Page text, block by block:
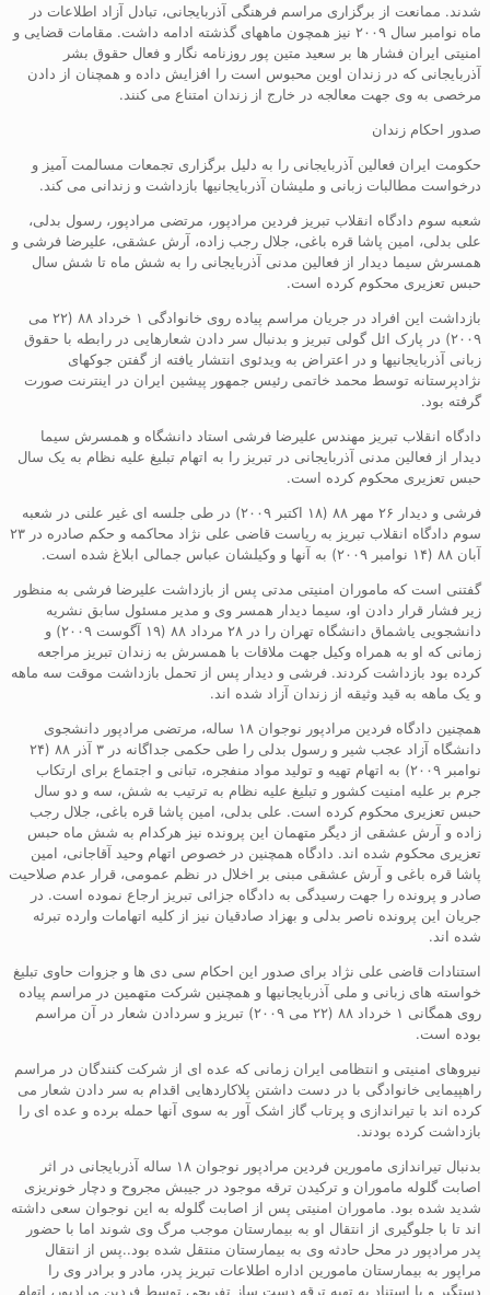
شدند. ممانعت از برگزاری مراسم فرهنگی آذربایجانی، تبادل آزاد اطلاعات در
ماه نوامبر سال ۲۰۰۹ نیز همچون ماههای گذشته ادامه داشت. مقامات قضایی و
امنیتی ایران فشار ها بر سعید متین پور روزنامه نگار و فعال حقوق بشر
آذربایجانی که در زندان اوین محبوس است را افزایش داده و همچنان از دادن
مرخصی به وی جهت معالجه در خارج از زندان امتناع می کنند.
صدور احکام زندان
حکومت ایران فعالین آذربایجانی را به دلیل برگزاری تجمعات مسالمت آمیز و
درخواست مطالبات زبانی و ملیشان آذربایجانیها بازداشت و زندانی می کند.
شعبه سوم دادگاه انقلاب تبریز فردین مرادپور، مرتضی مرادپور، رسول بدلی،
علی بدلی، امین پاشا قره باغی، جلال رجب زاده، آرش عشقی، علیرضا فرشی و
همسرش سیما دیدار از فعالین مدنی آذربایجانی را به شش ماه تا شش سال
حبس تعزیری محکوم کرده است.
بازداشت این افراد در جریان مراسم پیاده روی خانوادگی ۱ خرداد ۸۸ (۲۲ می
۲۰۰۹) در پارک ائل گولی تبریز و بدنبال سر دادن شعارهایی در رابطه با حقوق
زبانی آذربایجانیها و در اعتراض به ویدئوی انتشار یافته از گفتن جوکهای
نژادپرستانه توسط محمد خاتمی رئیس جمهور پیشین ایران در اینترنت صورت
گرفته بود.
دادگاه انقلاب تبریز مهندس علیرضا فرشی استاد دانشگاه و همسرش سیما
دیدار از فعالین مدنی آذربایجانی در تبریز را به اتهام تبلیغ علیه نظام به یک سال
حبس تعزیری محکوم کرده است.
فرشی و دیدار ۲۶ مهر ۸۸ (۱۸ اکتبر ۲۰۰۹) در طی جلسه ای غیر علنی در شعبه
سوم دادگاه انقلاب تبریز به ریاست قاضی علی نژاد محاکمه و حکم صادره در ۲۳
آبان ۸۸ (۱۴ نوامبر ۲۰۰۹) به آنها و وکیلشان عباس جمالی ابلاغ شده است.
گفتنی است که ماموران امنیتی مدتی پس از بازداشت علیرضا فرشی به منظور
زیر فشار قرار دادن او، سیما دیدار همسر وی و مدیر مسئول سابق نشریه
دانشجویی یاشماق دانشگاه تهران را در ۲۸ مرداد ۸۸ (۱۹ آگوست ۲۰۰۹) و
زمانی که او به همراه وکیل جهت ملاقات با همسرش به زندان تبریز مراجعه
کرده بود بازداشت کردند. فرشی و دیدار پس از تحمل بازداشت موقت سه ماهه
و یک ماهه به قید وثیقه از زندان آزاد شده اند.
همچنین دادگاه فردین مرادپور نوجوان ۱۸ ساله، مرتضی مرادپور دانشجوی
دانشگاه آزاد عجب شیر و رسول بدلی را طی حکمی جداگانه در ۳ آذر ۸۸ (۲۴
نوامبر ۲۰۰۹) به اتهام تهیه و تولید مواد منفجره، تبانی و اجتماع برای ارتکاب
جرم بر علیه امنیت کشور و تبلیغ علیه نظام به ترتیب به شش، سه و دو سال
حبس تعزیری محکوم کرده است. علی بدلی، امین پاشا قره باغی، جلال رجب
زاده و آرش عشقی از دیگر متهمان این پرونده نیز هرکدام به شش ماه حبس
تعزیری محکوم شده اند. دادگاه همچنین در خصوص اتهام وحید آقاجانی، امین
پاشا قره باغی و آرش عشقی مبنی بر اخلال در نظم عمومی، قرار عدم صلاحیت
صادر و پرونده را جهت رسیدگی به دادگاه جزائی تبریز ارجاع نموده است. در
جریان این پرونده ناصر بدلی و بهزاد صادقیان نیز از کلیه اتهامات وارده تبرئه
شده اند.
استنادات قاضی علی نژاد برای صدور این احکام سی دی ها و جزوات حاوی تبلیغ
خواسته های زبانی و ملی آذربایجانیها و همچنین شرکت متهمین در مراسم پیاده
روی همگانی ۱ خرداد ۸۸ (۲۲ می ۲۰۰۹) تبریز و سردادن شعار در آن مراسم
بوده است.
نیروهای امنیتی و انتظامی ایران زمانی که عده ای از شرکت کنندگان در مراسم
راهپیمایی خانوادگی با در دست داشتن پلاکاردهایی اقدام به سر دادن شعار می
کرده اند با تیراندازی و پرتاب گاز اشک آور به سوی آنها حمله برده و عده ای را
بازداشت کرده بودند.
بدنبال تیراندازی مامورین فردین مرادپور نوجوان ۱۸ ساله آذربایجانی در اثر
اصابت گلوله ماموران و ترکیدن ترقه موجود در جیبش مجروح و دچار خونریزی
شدید شده بود. ماموران امنیتی پس از اصابت گلوله به این نوجوان سعی داشته
اند تا با جلوگیری از انتقال او به بیمارستان موجب مرگ وی شوند اما با حضور
پدر مرادپور در محل حادثه وی به بیمارستان منتقل شده بود..پس از انتقال
مراپور به بیمارستان مامورین اداره اطلاعات تبریز پدر، مادر و برادر وی را
دستگیر و با استناد به تهیه ترقه دست ساز تفریحی توسط فردین مرادپور، اتهام